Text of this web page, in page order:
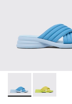
Spiro - K201539-
Spiro -